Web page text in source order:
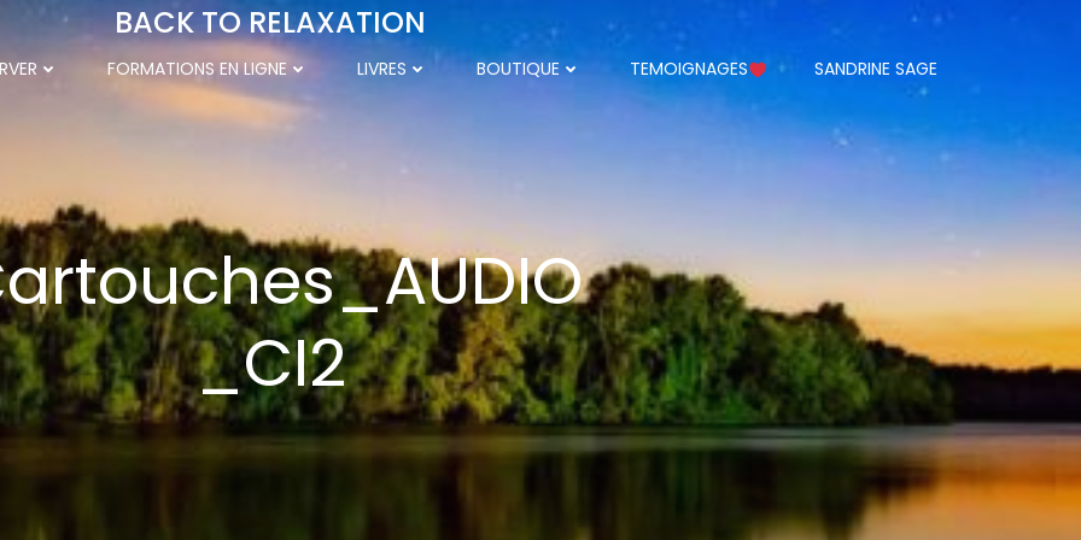
BACK TO RELAXATION
FORMATIONS EN LIGNE LIVRES BOUTIQUE TEMOIGNAGES SANDRINE SAGE
_CI2